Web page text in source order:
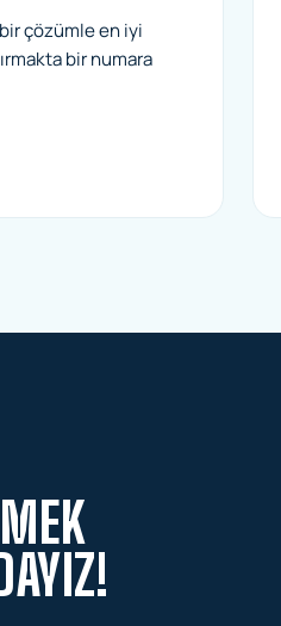
çözümle en iyi
bir numara